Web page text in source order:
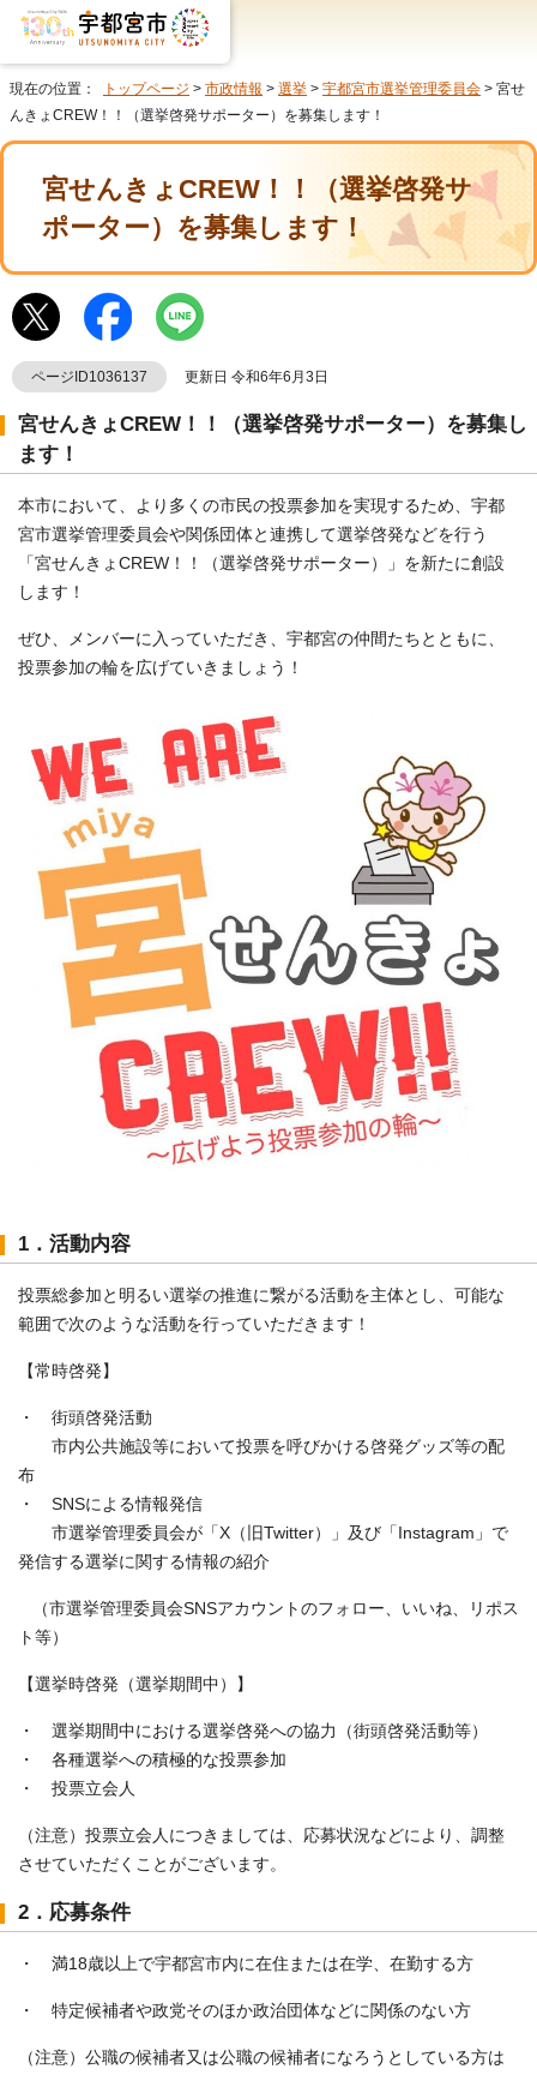
現在の位置： トップページ > 市政情報 > 選挙 > 宇都宮市選挙管理委員会 > 宮せ
んきょCREW！！（選挙啓発サポーター）を募集します！
宮せんきょCREW！！（選挙啓発サ
ポーター）を募集します！
ページID1036137 更新日 令和6年6月3日
宮せんきょCREW！！（選挙啓発サポーター）を募集し
ます！
本市において、より多くの市民の投票参加を実現するため、宇都
宮市選挙管理委員会や関係団体と連携して選挙啓発などを行う
「宮せんきょCREW！！（選挙啓発サポーター）」を新たに創設
します！
ぜひ、メンバーに入っていただき、宇都宮の仲間たちとともに、
投票参加の輪を広げていきましょう！
1．活動内容
投票総参加と明るい選挙の推進に繋がる活動を主体とし、可能な
範囲で次のような活動を行っていただきます！
【常時啓発】
・ 街頭啓発活動
市内公共施設等において投票を呼びかける啓発グッズ等の配
布
・ SNSによる情報発信
市選挙管理委員会が「X（旧Twitter）」及び「Instagram」で
発信する選挙に関する情報の紹介
（市選挙管理委員会SNSアカウントのフォロー、いいね、リポス
ト等）
【選挙時啓発（選挙期間中）】
・ 選挙期間中における選挙啓発への協力（街頭啓発活動等）
・ 各種選挙への積極的な投票参加
・ 投票立会人
（注意）投票立会人につきましては、応募状況などにより、調整
させていただくことがございます。
2．応募条件
・ 満18歳以上で宇都宮市内に在住または在学、在勤する方
・ 特定候補者や政党そのほか政治団体などに関係のない方
（注意）公職の候補者又は公職の候補者になろうとしている方は